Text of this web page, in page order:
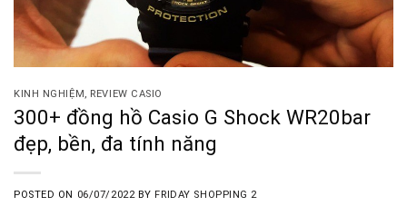
KINH NGHIỆM , REVIEW CASIO
300+ đồng hồ Casio G Shock WR20bar
đẹp, bền, đa tính năng
POSTED ON 06/07/2022 BY FRIDAY SHOPPING 2